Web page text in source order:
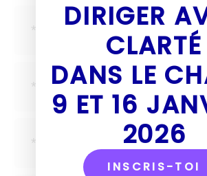
DIRIGER
CLARTÉ
DANS LE
9 ET 16
2026
INSCRIS-TOI